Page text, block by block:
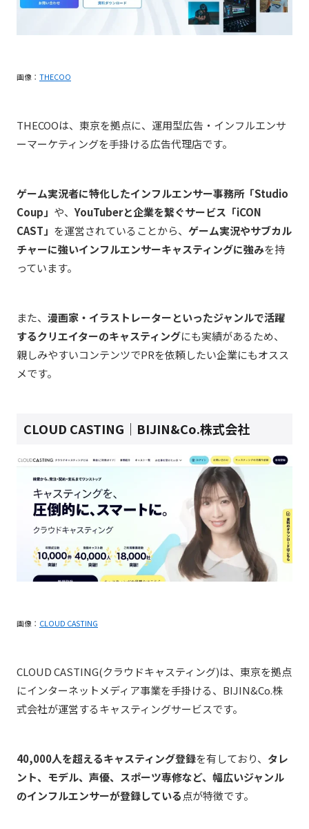
画像： THECOO
THECOOは、東京を拠点に、運用型広告・インフルエンサ
ーマーケティングを手掛ける広告代理店です。
ゲーム実況者に特化したインフルエンサー事務所「Studio
Coup」 や、YouTuberと企業を繋ぐサービス「iCON
CAST」 を運営されていることから、 ゲーム実況やサブカル
チャーに強いインフルエンサーキャスティングに強みを持
っています。
また、 漫画家・イラストレーターといったジャンルで活躍
するクリエイターのキャスティングにも実績があるため、
親しみやすいコンテンツでPRを依頼したい企業にもオスス
メです。
CLOUD CASTING｜BIJIN&Co.株式会社
画像： CLOUD CASTING
CLOUD CASTING(クラウドキャスティング)は、東京を拠点
にインターネットメディア事業を手掛ける、BIJIN&Co.株
式会社が運営するキャスティングサービスです。
40,000人を超えるキャスティング登録を有しており、 タレ
ント、モデル、声優、スポーツ専修など、幅広いジャンル
のインフルエンサーが登録している点が特徴です。